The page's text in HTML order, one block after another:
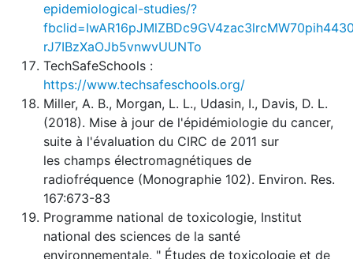
epidemiological-studies/?
rJ7IBzXaOJb5vnwvUUNTo
TechSafeSchools :
https://www.techsafeschools.org/
Miller, A. B., Morgan, L. L., Udasin, I., Davis, D. L.
(2018). Mise à jour de l'épidémiologie du cancer,
suite à l'évaluation du CIRC de 2011 sur
les champs électromagnétiques de
radiofréquence (Monographie 102). Environ. Res.
167:673-83
Programme national de toxicologie, Institut
national des sciences de la santé
environnementale. " Études de toxicologie et de